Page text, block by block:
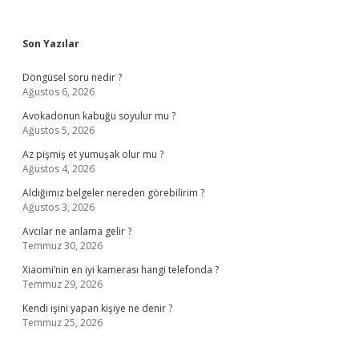
Sidebar
Son Yazılar
Döngüsel soru nedir ?
Ağustos 6, 2026
Avokadonun kabuğu soyulur mu ?
Ağustos 5, 2026
Az pişmiş et yumuşak olur mu ?
Ağustos 4, 2026
Aldığımız belgeler nereden görebilirim ?
Ağustos 3, 2026
Avcılar ne anlama gelir ?
Temmuz 30, 2026
Xiaomi’nin en iyi kamerası hangi telefonda ?
Temmuz 29, 2026
Kendi işini yapan kişiye ne denir ?
Temmuz 25, 2026